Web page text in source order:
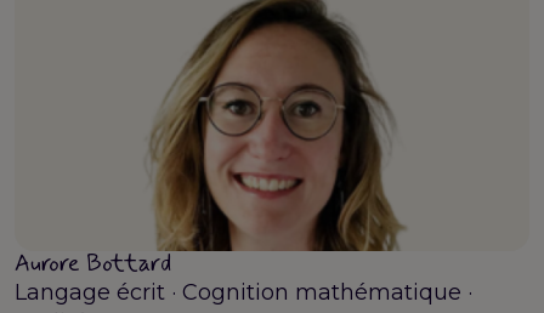
Aurore Bottard
Langage écrit · Cognition mathématique ·